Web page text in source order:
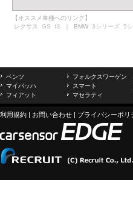
【オススメ車種へのリンク】
レクサス GS IS ｜ BMW 3シリーズ 5
ベンツ フォルクスワーゲン
マイバッハ
スマート
フィアット
マセラティ
利用規約 | お問い合わせ | プライバシーポリ